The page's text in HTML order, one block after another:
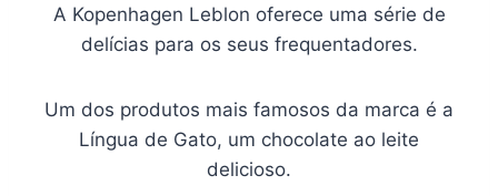
A Kopenhagen Leblon oferece uma série de
delícias para os seus frequentadores.
Um dos produtos mais famosos da marca é a
Língua de Gato, um chocolate ao leite
delicioso.